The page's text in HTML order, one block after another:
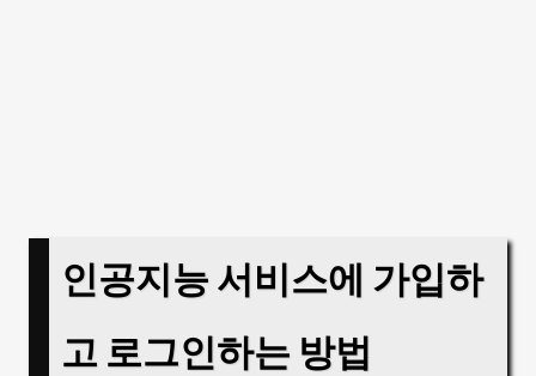
인공지능 서비스에 가입하
고 로그인하는 방법